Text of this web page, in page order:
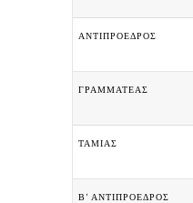
ΑΝΤΙΠΡΟΕΔΡΟΣ
ΓΡΑΜΜΑΤΕΑΣ
ΤΑΜΙΑΣ
Β’ ΑΝΤΙΠΡΟΕΔΡΟΣ